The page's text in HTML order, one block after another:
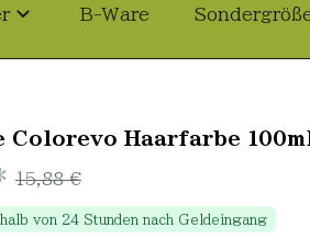
B-Ware
Colorevo Haarfarbe 100ml
15,88 €
von 24 Stunden nach Geldeingang